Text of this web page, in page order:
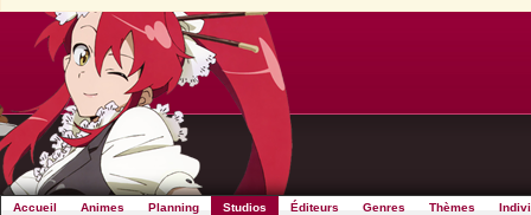
Accueil Animes Planning Studios Éditeurs Genres Thèmes